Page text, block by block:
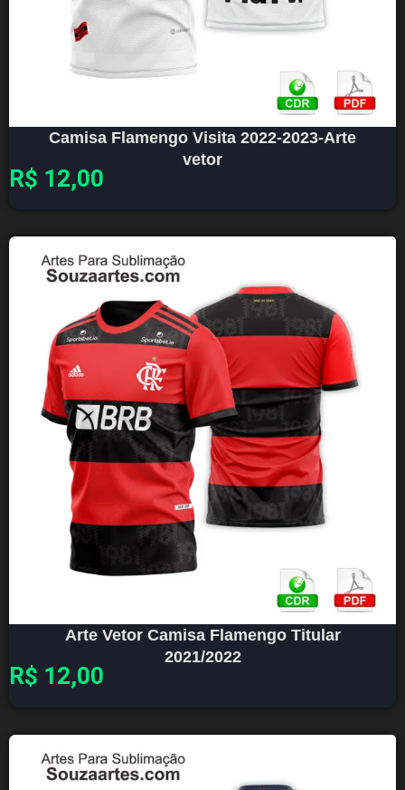
Camisa Flamengo Visita 2022-2023-Arte
vetor
R$ 12,00
Arte Vetor Camisa Flamengo Titular
2021/2022
R$ 12,00